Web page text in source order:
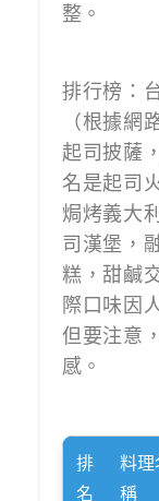
整。
排行榜：
（根據網
起司披薩
名是起司
焗烤義大
司漢堡，
糕，甜鹹
際口味因
但要注意
感。
排
名
料理
稱